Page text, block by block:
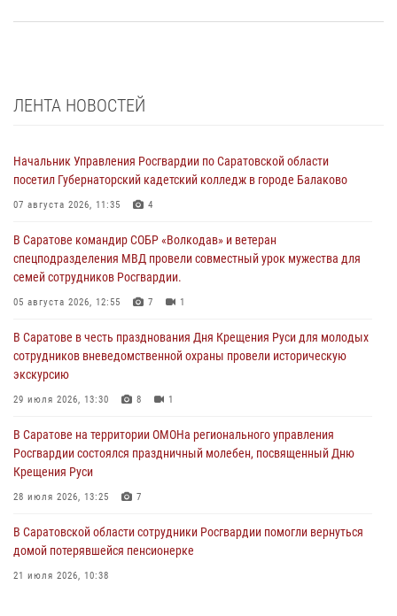
ЛЕНТА НОВОСТЕЙ
Начальник Управления Росгвардии по Саратовской области
посетил Губернаторский кадетский колледж в городе Балаково
07 августа 2026, 11:35 4
В Саратове командир СОБР «Волкодав» и ветеран
спецподразделения МВД провели совместный урок мужества для
семей сотрудников Росгвардии.
05 августа 2026, 12:55 7 1
В Саратове в честь празднования Дня Крещения Руси для молодых
сотрудников вневедомственной охраны провели историческую
экскурсию
29 июля 2026, 13:30 8 1
В Саратове на территории ОМОНа регионального управления
Росгвардии состоялся праздничный молебен, посвященный Дню
Крещения Руси
28 июля 2026, 13:25 7
В Саратовской области сотрудники Росгвардии помогли вернуться
домой потерявшейся пенсионерке
21 июля 2026, 10:38